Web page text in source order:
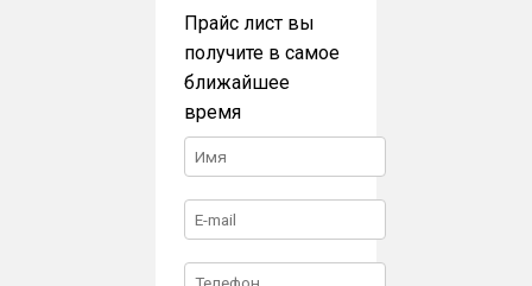
Прайс лист вы
получите в самое
ближайшее
время